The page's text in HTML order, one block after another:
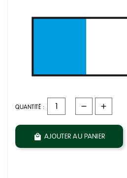
QUANTITÉ :
 AJOUTER AU PANIER